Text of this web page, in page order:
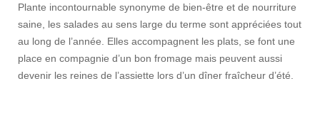
Plante incontournable synonyme de bien-être et de nourriture
saine, les salades au sens large du terme sont appréciées tout
au long de l’année. Elles accompagnent les plats, se font une
place en compagnie d’un bon fromage mais peuvent aussi
devenir les reines de l’assiette lors d’un dîner fraîcheur d’été.